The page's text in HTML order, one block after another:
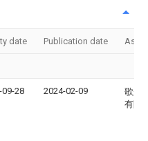
date Publication date
09-28 2024-02-09
歌尔
有限